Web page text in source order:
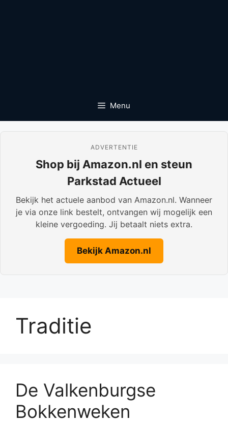
Menu
ADVERTENTIE
Shop bij Amazon.nl en steun
Parkstad Actueel
Bekijk het actuele aanbod van Amazon.nl. Wanneer
je via onze link bestelt, ontvangen wij mogelijk een
kleine vergoeding. Jij betaalt niets extra.
Bekijk Amazon.nl
Traditie
De Valkenburgse
Bokkenweken